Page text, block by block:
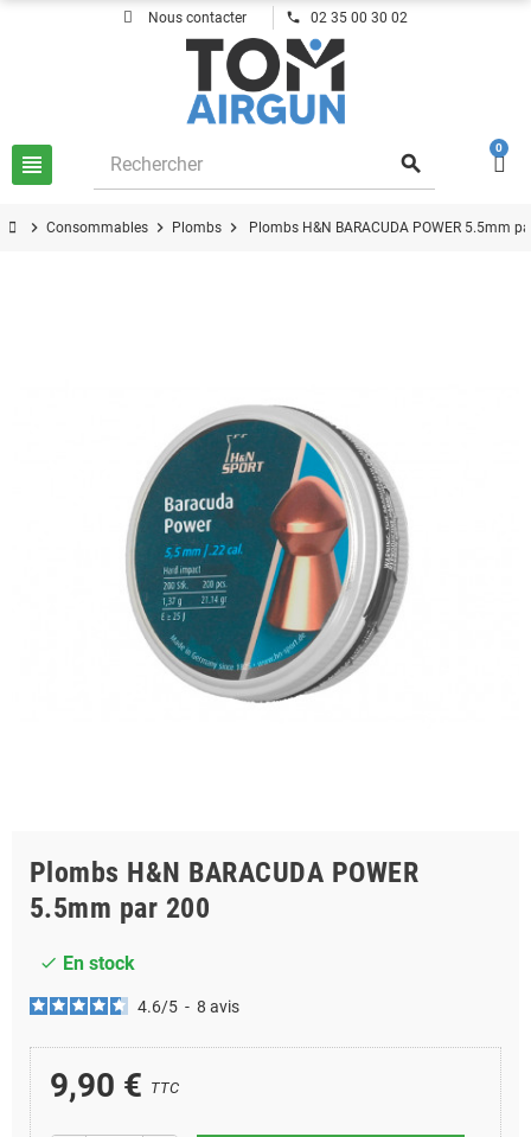
Nous contacter phone 02 35 00 30 02
view_headline search
0
chevron_right Consommables chevron_right Plombs chevron_right Plombs H&N BARACUDA POWER 5.5mm
Plombs H&N BARACUDA POWER
5.5mm par 200
check En stock
4.6/5 - 8 avis
9,90 € TTC